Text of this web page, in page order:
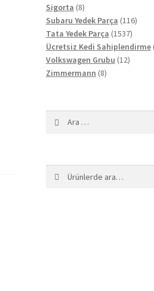
Sigorta 88
ürün
Subaru Yedek Parça 116116
Tata Yedek Parça 15371537
ürün
Ücretsiz Kedi Sahiplendirme
Volkswagen Grubu 1212
Zimmermann 88